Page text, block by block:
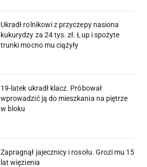
Ukradł rolnikowi z przyczepy nasiona
kukurydzy za 24 tys. zł. Łup i spożyte
trunki mocno mu ciążyły
19-latek ukradł klacz. Próbował
wprowadzić ją do mieszkania na piętrze
w bloku
Zapragnął jajecznicy i rosołu. Grozi mu 15
lat więzienia